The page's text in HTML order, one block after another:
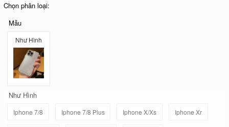
Chọn phân loại:
Mẫu
Như Hình
Như Hình
Iphone 7/8 Iphone 7/8 Plus Iphone X/Xs Iphone Xr